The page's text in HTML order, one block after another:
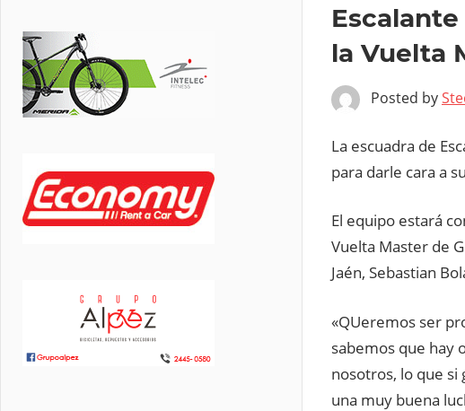
la Vuelta
Posted by
La escuadra de
para darle cara a
El equipo estará
Vuelta Master de
Jaén, Sebastian
«QUeremos ser
sabemos que hay
nosotros, lo que si
una muy buena